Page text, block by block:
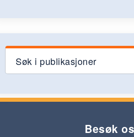
Søk i publikasjoner
Besøk